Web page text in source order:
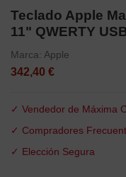
Teclado Apple
11" QWERTY
Marca: Apple
342,40 €
✓ Vendedor de Máxima
✓ Compradores
✓ Elección Segura